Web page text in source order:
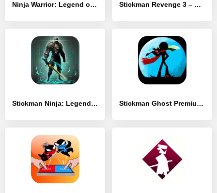
Ninja Warrior: Legend of Adventure Stickman Revenge 3 – Ninja Warrior – Shadow Fight
Stickman Ninja: Legends Warrior Stickman Ghost Premium: Ninja Warrior